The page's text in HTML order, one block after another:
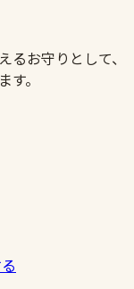
お守りとして、
。